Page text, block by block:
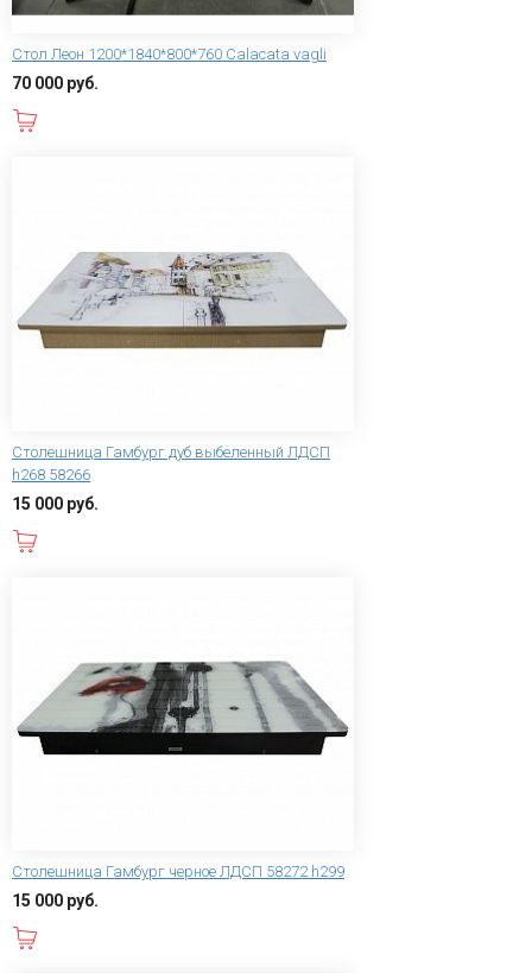
Стол Леон 1200*1840*800*760 Calacata vagli
70 000 руб.
Столешница Гамбург дуб выбеленный ЛДСП
h268 58266
15 000 руб.
Столешница Гамбург черное ЛДСП 58272 h299
15 000 руб.